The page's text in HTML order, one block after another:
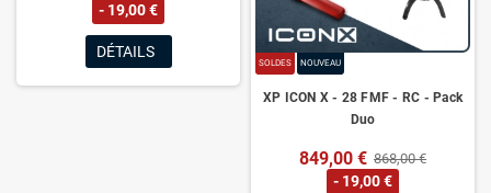
- 19,00 €
DÉTAILS
SOLDES NOUVEAU
XP ICON X - 28 FMF - RC - Pack
Duo
849,00 € 868,00 €
- 19,00 €